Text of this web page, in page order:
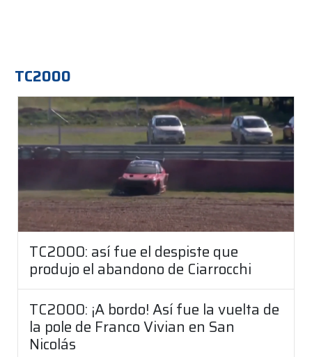
TC2000
TC2000: así fue el despiste que
produjo el abandono de Ciarrocchi
TC2000: ¡A bordo! Así fue la vuelta de
la pole de Franco Vivian en San
Nicolás